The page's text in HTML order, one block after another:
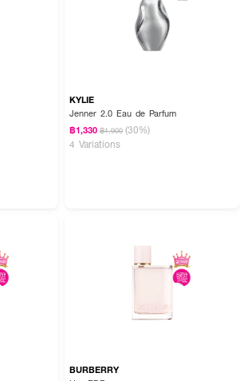
KYLIE
Jenner 2.0 Eau de Parfum
฿1,330 ฿1,900 (30%)
4 Variations
BURBERRY